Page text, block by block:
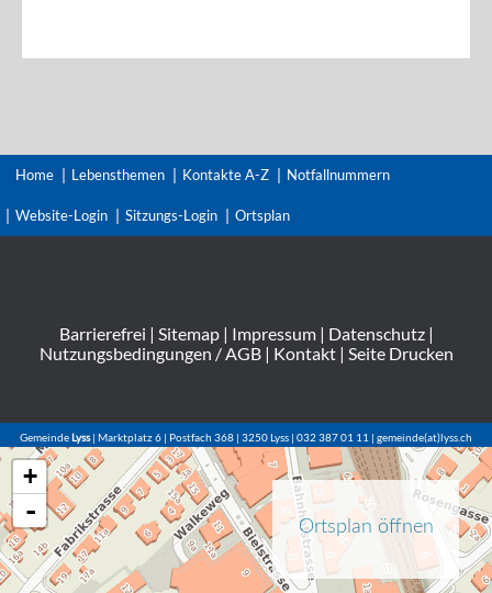
Home Lebensthemen Kontakte A-Z Notfallnummern
Website-Login Sitzungs-Login Ortsplan
Barrierefrei | Sitemap| Impressum| Datenschutz|
Nutzungsbedingungen / AGB| Kontakt| Seite Drucken
GemeindeLyss| Marktplatz 6 | Postfach 368 | 3250 Lyss | 032 387 01 11 | gemeinde(at)lyss.ch